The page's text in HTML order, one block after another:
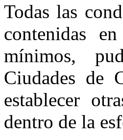
Todas las
contenidas
mínimos,
Ciudades de
establecer
dentro de la